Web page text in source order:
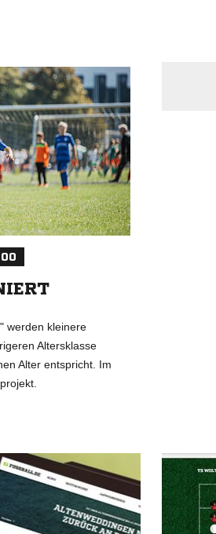
werden kleinere
Altersklasse
Alter entspricht. Im